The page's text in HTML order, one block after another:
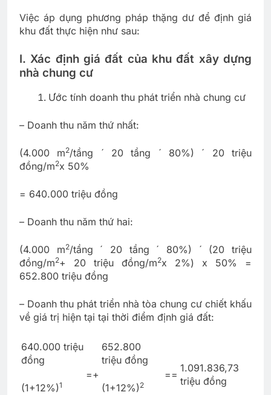
Việc áp dụng phương pháp thặng dư để định giá
khu đất thực hiện như sau:
I. Xác định giá đất của khu đất xây dựng
nhà chung cư
Ước tính doanh thu phát triển nhà chung cư
– Doanh thu năm thứ nhất:
(4.000 m2/tầng ´ 20 tầng ´ 80%) ´ 20 triệu
đồng/m2x 50%
= 640.000 triệu đồng
– Doanh thu năm thứ hai:
(4.000 m2/tầng ´ 20 tầng ´ 80%) ´ (20 triệu
đồng/m2+ 20 triệu đồng/m2x 2%) x 50% =
652.800 triệu đồng
– Doanh thu phát triển nhà tòa chung cư chiết khấu
về giá trị hiện tại tại thời điểm định giá đất:
640.000 triệu
đồng
(1+12%)1
=+
652.800
triệu đồng
(1+12%) 2
==
1.091.836,73
triệu đồng